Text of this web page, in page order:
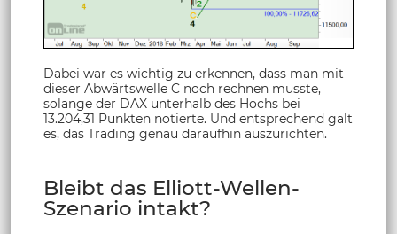
Dabei war es wichtig zu erkennen, dass man mit
dieser Abwärtswelle C noch rechnen musste,
solange der DAX unterhalb des Hochs bei
13.204,31 Punkten notierte. Und entsprechend galt
es, das Trading genau daraufhin auszurichten.
Bleibt das Elliott-Wellen-
Szenario intakt?